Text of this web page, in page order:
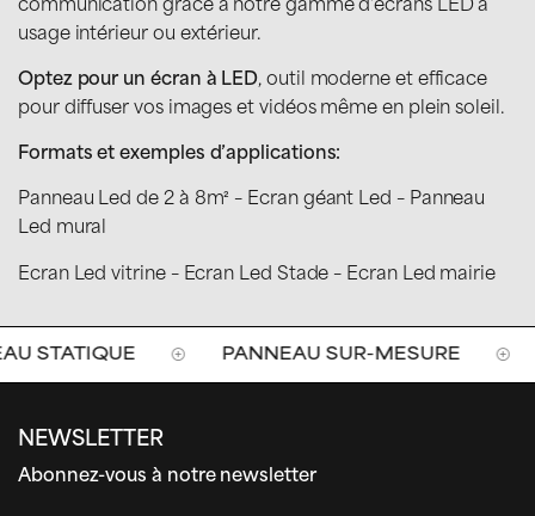
communication grâce à notre gamme d’écrans LED à
usage intérieur ou extérieur.
Optez pour un écran à LED, outil moderne et efficace
pour diffuser vos images et vidéos même en plein soleil.
Formats et exemples d’applications:
Panneau Led de 2 à 8m² – Ecran géant Led – Panneau
Led mural
Ecran Led vitrine – Ecran Led Stade – Ecran Led mairie
STATIQUE PANNEAU SUR-MESURE
NEWSLETTER
Abonnez-vous à notre newsletter